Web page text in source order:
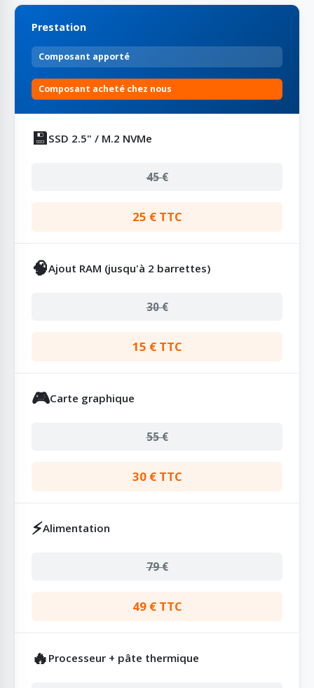
Prestation
Composant apporté
Composant acheté chez nous
💾SSD 2.5" / M.2 NVMe
45 €
25 € TTC
🧠Ajout RAM (jusqu'à 2 barrettes)
30 €
15 € TTC
🎮Carte graphique
55 €
30 € TTC
⚡Alimentation
79 €
49 € TTC
🔥 Processeur + pâte thermique